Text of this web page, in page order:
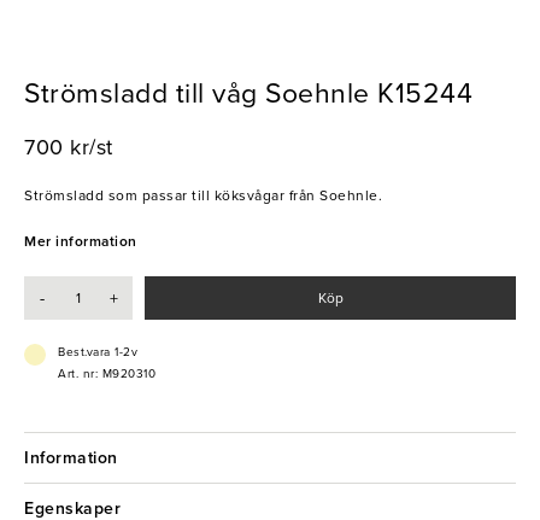
Strömsladd till våg Soehnle K15244
700 kr/st
Strömsladd som passar till köksvågar från Soehnle.
Mer information
- + Köp
Best.vara 1-2v
Art. nr: M920310
Information
Egenskaper